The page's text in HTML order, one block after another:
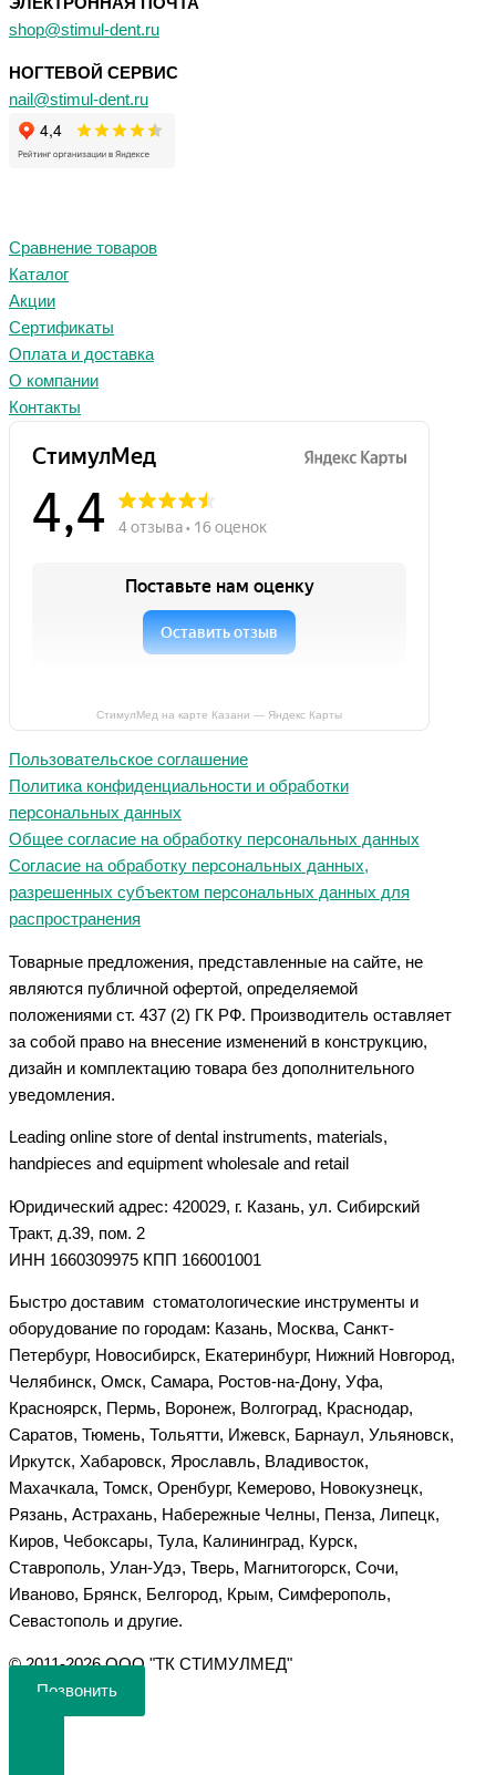
ЭЛЕКТРОННАЯ ПОЧТА
shop@stimul-dent.ru
НОГТЕВОЙ СЕРВИС
nail@stimul-dent.ru
Сравнение товаров
Каталог
Акции
Сертификаты
Оплата и доставка
О компании
Контакты
СтимулМед на карте Казани — Яндекс Карты
Пользовательское соглашение
Политика конфиденциальности и обработки
персональных данных
Общее согласие на обработку персональных данных
Согласие на обработку персональных данных,
разрешенных субъектом персональных данных для
распространения
Товарные предложения, представленные на сайте, не
являются публичной офертой, определяемой
положениями ст. 437 (2) ГК РФ. Производитель оставляет
за собой право на внесение изменений в конструкцию,
дизайн и комплектацию товара без дополнительного
уведомления.
Leading online store of dental instruments, materials,
handpieces and equipment wholesale and retail
Юридический адрес: 420029, г. Казань, ул. Сибирский
Тракт, д.39, пом. 2
ИНН 1660309975 КПП 166001001
Быстро доставим стоматологические инструменты и
оборудование по городам: Казань, Москва, Санкт-
Петербург, Новосибирск, Екатеринбург, Нижний Новгород,
Челябинск, Омск, Самара, Ростов-на-Дону, Уфа,
Красноярск, Пермь, Воронеж, Волгоград, Краснодар,
Саратов, Тюмень, Тольятти, Ижевск, Барнаул, Ульяновск,
Иркутск, Хабаровск, Ярославль, Владивосток,
Махачкала, Томск, Оренбург, Кемерово, Новокузнецк,
Рязань, Астрахань, Набережные Челны, Пенза, Липецк,
Киров, Чебоксары, Тула, Калининград, Курск,
Ставрополь, Улан-Удэ, Тверь, Магнитогорск, Сочи,
Иваново, Брянск, Белгород, Крым, Симферополь,
Севастополь и другие.
©️ 2011-2026 ООО "ТК СТИМУЛМЕД"
Позвонить